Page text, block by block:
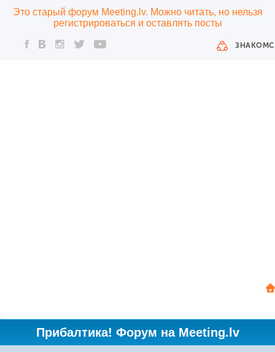
Это старый форум Meeting.lv. Можно читать, но нельзя
регистрироваться и оставлять посты
Прибалтика! Форум на Meeting.lv